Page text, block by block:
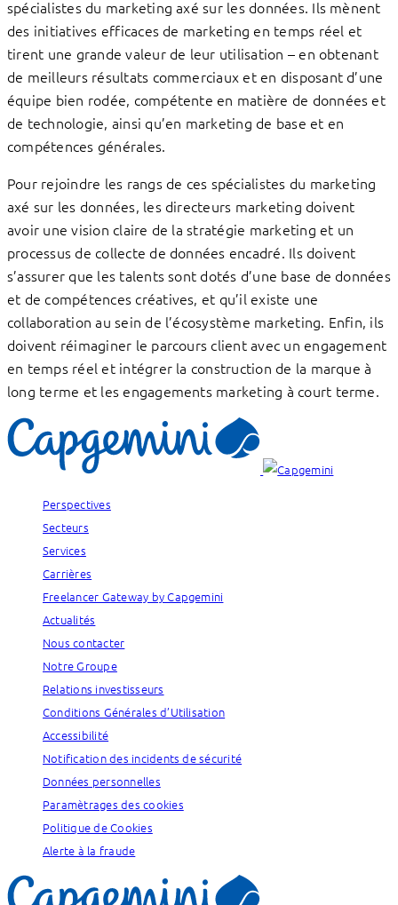
spécialistes du marketing axé sur les données. Ils mènent
des initiatives efficaces de marketing en temps réel et
tirent une grande valeur de leur utilisation – en obtenant
de meilleurs résultats commerciaux et en disposant d’une
équipe bien rodée, compétente en matière de données et
de technologie, ainsi qu’en marketing de base et en
compétences générales.
Pour rejoindre les rangs de ces spécialistes du marketing
axé sur les données, les directeurs marketing doivent
avoir une vision claire de la stratégie marketing et un
processus de collecte de données encadré. Ils doivent
s’assurer que les talents sont dotés d’une base de données
et de compétences créatives, et qu’il existe une
collaboration au sein de l’écosystème marketing. Enfin, ils
doivent réimaginer le parcours client avec un engagement
en temps réel et intégrer la construction de la marque à
long terme et les engagements marketing à court terme.
Perspectives
Secteurs
Services
Carrières
Freelancer Gateway by Capgemini
Actualités
Nous contacter
Notre Groupe
Relations investisseurs
Conditions Générales d’Utilisation
Accessibilité
Notification des incidents de sécurité
Données personnelles
Paramètrages des cookies
Politique de Cookies
Alerte à la fraude